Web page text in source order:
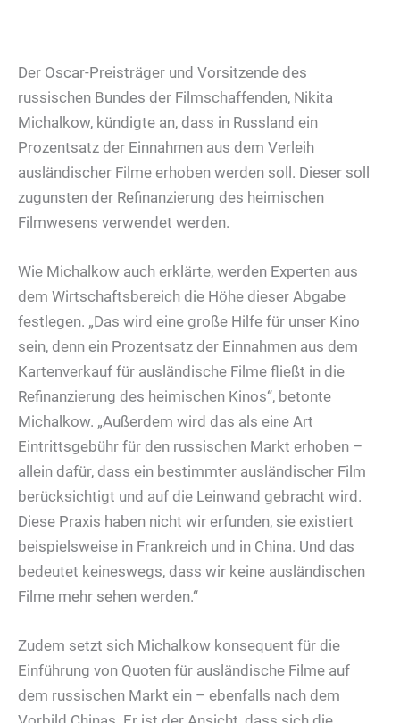
Der Oscar-Preisträger und Vorsitzende des
russischen Bundes der Filmschaffenden, Nikita
Michalkow, kündigte an, dass in Russland ein
Prozentsatz der Einnahmen aus dem Verleih
ausländischer Filme erhoben werden soll. Dieser soll
zugunsten der Refinanzierung des heimischen
Filmwesens verwendet werden.
Wie Michalkow auch erklärte, werden Experten aus
dem Wirtschaftsbereich die Höhe dieser Abgabe
festlegen. „Das wird eine große Hilfe für unser Kino
sein, denn ein Prozentsatz der Einnahmen aus dem
Kartenverkauf für ausländische Filme fließt in die
Refinanzierung des heimischen Kinos“, betonte
Michalkow. „Außerdem wird das als eine Art
Eintrittsgebühr für den russischen Markt erhoben –
allein dafür, dass ein bestimmter ausländischer Film
berücksichtigt und auf die Leinwand gebracht wird.
Diese Praxis haben nicht wir erfunden, sie existiert
beispielsweise in Frankreich und in China. Und das
bedeutet keineswegs, dass wir keine ausländischen
Filme mehr sehen werden.“
Zudem setzt sich Michalkow konsequent für die
Einführung von Quoten für ausländische Filme auf
dem russischen Markt ein – ebenfalls nach dem